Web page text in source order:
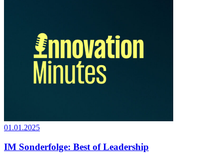
01.01.2025
IM Sonderfolge: Best of Leadership